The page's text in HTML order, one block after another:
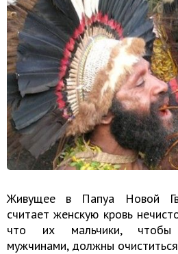
Живущее в Папуа Новой
считает женскую кровь
что их мальчики, чтобы
мужчинами, должны